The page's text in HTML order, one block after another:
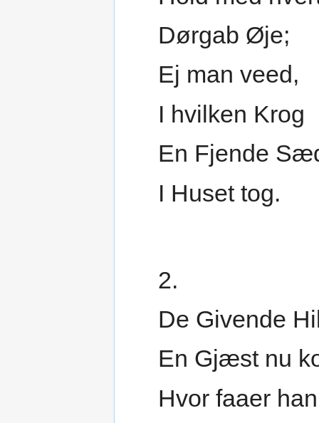
Dørgab Øje;
Ej man veed,
I hvilken Krog
En Fjende
I Huset tog.
2.
De Givende
En Gjæst nu
Hvor faaer